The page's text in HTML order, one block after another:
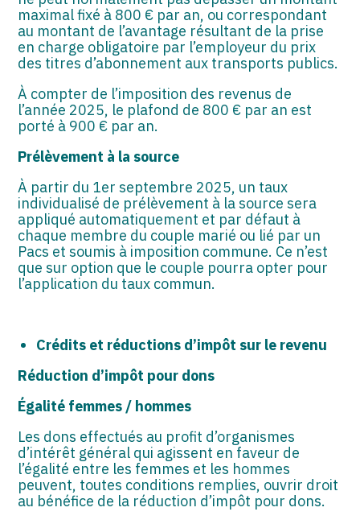
maximal fixé à 800 € par an, ou correspondant
au montant de l’avantage résultant de la prise
en charge obligatoire par l’employeur du prix
des titres d’abonnement aux transports publics.
À compter de l’imposition des revenus de
l’année 2025, le plafond de 800 € par an est
porté à 900 € par an.
Prélèvement à la source
À partir du 1er septembre 2025, un taux
individualisé de prélèvement à la source sera
appliqué automatiquement et par défaut à
chaque membre du couple marié ou lié par un
Pacs et soumis à imposition commune. Ce n’est
que sur option que le couple pourra opter pour
l’application du taux commun.
Crédits et réductions d’impôt sur le revenu
Réduction d’impôt pour dons
Égalité femmes / hommes
Les dons effectués au profit d’organismes
d’intérêt général qui agissent en faveur de
l’égalité entre les femmes et les hommes
peuvent, toutes conditions remplies, ouvrir droit
au bénéfice de la réduction d’impôt pour dons.